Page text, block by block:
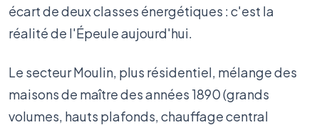
écart de deux classes énergétiques : c'est la
réalité de l'Épeule aujourd'hui.
Le secteur Moulin, plus résidentiel, mélange des
maisons de maître des années 1890 (grands
volumes, hauts plafonds, chauffage central